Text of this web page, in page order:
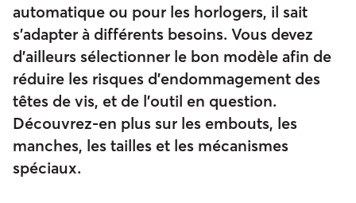
automatique ou pour les horlogers, il sait
s’adapter à différents besoins. Vous devez
d’ailleurs sélectionner le bon modèle afin de
réduire les risques d’endommagement des
têtes de vis, et de l’outil en question.
Découvrez-en plus sur les embouts, les
manches, les tailles et les mécanismes
spéciaux.